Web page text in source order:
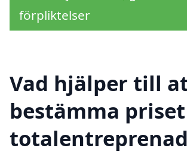
förpliktelser
Vad hjälper till
bestämma